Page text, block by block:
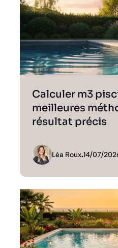
Calculer m3
meilleures
résultat précis
Léa Roux.14/07/